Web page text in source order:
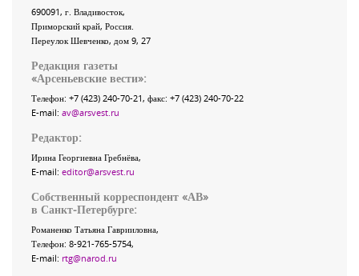
690091, г. Владивосток,
Приморский край, Россия
Переулок Шевченко, дом 9, 27
Редакция газеты
«Арсеньевские вести»:
Телефон: +7 (423) 240-70-21, факс: +7 (423) 240-70-22
E-mail: av@arsvest.ru
Редактор:
Ирина Георгиевна Гребнёва,
E-mail: editor@arsvest.ru
Собственный корреспондент «АВ»
в Санкт-Петербурге:
Романенко Татьяна Гаврииловна,
Телефон: 8-921-765-5754,
E-mail: rtg@narod.ru